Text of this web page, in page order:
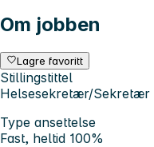
Om jobben
Lagre favoritt
Stillingstittel
Helsesekretær/Sekretær
Type ansettelse
Fast, heltid 100%